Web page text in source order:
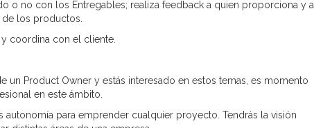
o no con los Entregables; realiza feedback a quien proporciona y al
los productos.
coordina con el cliente.
un Product Owner y estás interesado en estos temas, es momento
en este ámbito.
autonomía para emprender cualquier proyecto. Tendrás la visión